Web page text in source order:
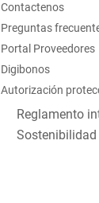
Contactenos
Preguntas
Portal Proveedores
Digibonos
Autorización
Reglamento